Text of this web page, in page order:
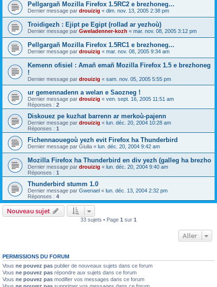
Pellgargañ Mozilla Firefox 1.5RC2 e brezhoneg...
Dernier message par drouizig « dim. nov. 13, 2005 2:38 pm
Troidigezh : Ejipt pe Egipt (rollad ar yezhoù)
Dernier message par Gweladenner-kozh « mar. nov. 08, 2005 3:12 pm
Pellgargañ Mozilla Firefox 1.5RC1 e brezhoneg...
Dernier message par drouizig « mar. nov. 08, 2005 9:34 am
Kemenn ofisiel : Amañ emañ Mozilla Firefox 1.5 e brezhoneg
!
Dernier message par drouizig « sam. nov. 05, 2005 5:55 pm
ur gemennadenn a welan e Saozneg !
Dernier message par drouizig « ven. sept. 16, 2005 11:51 am
Réponses : 2
Diskouez pe kuzhat barrenn ar merkoù-pajenn
Dernier message par drouizig « lun. déc. 20, 2004 10:28 am
Réponses : 1
Fichennaouegoù yezh evit Firefox ha Thunderbird
Dernier message par Giulia « lun. déc. 20, 2004 9:42 am
Mozilla Firefox ha Thunderbird en div yezh (galleg ha brezho
Dernier message par drouizig « lun. déc. 20, 2004 9:40 am
Réponses : 1
Thunderbird stumm 1.0
Dernier message par Gwenael « lun. déc. 13, 2004 2:32 pm
Réponses : 4
Nouveau sujet
33 sujets • Page 1 sur 1
Aller
PERMISSIONS DU FORUM
Vous ne pouvez pas publier de nouveaux sujets dans ce forum
Vous ne pouvez pas répondre aux sujets dans ce forum
Vous ne pouvez pas modifier vos messages dans ce forum